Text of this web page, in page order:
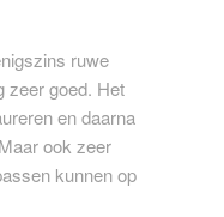
ruwe
zeer goed. Het
en daarna
ook zeer
kunnen op